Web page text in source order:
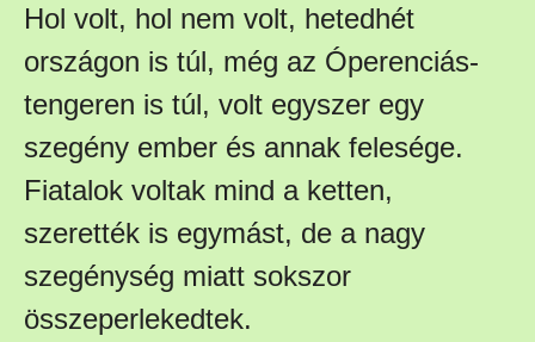
Hol volt, hol nem volt, hetedhét
országon is túl, még az Óperenciás-
tengeren is túl, volt egyszer egy
szegény ember és annak felesége.
Fiatalok voltak mind a ketten,
szerették is egymást, de a nagy
szegénység miatt sokszor
összeperlekedtek.